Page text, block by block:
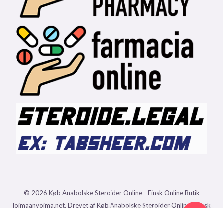
© 2026 Køb Anabolske Steroider Online - Finsk Online Butik
loimaanvoima.net. Drevet af Køb Anabolske Steroider Online - Finsk